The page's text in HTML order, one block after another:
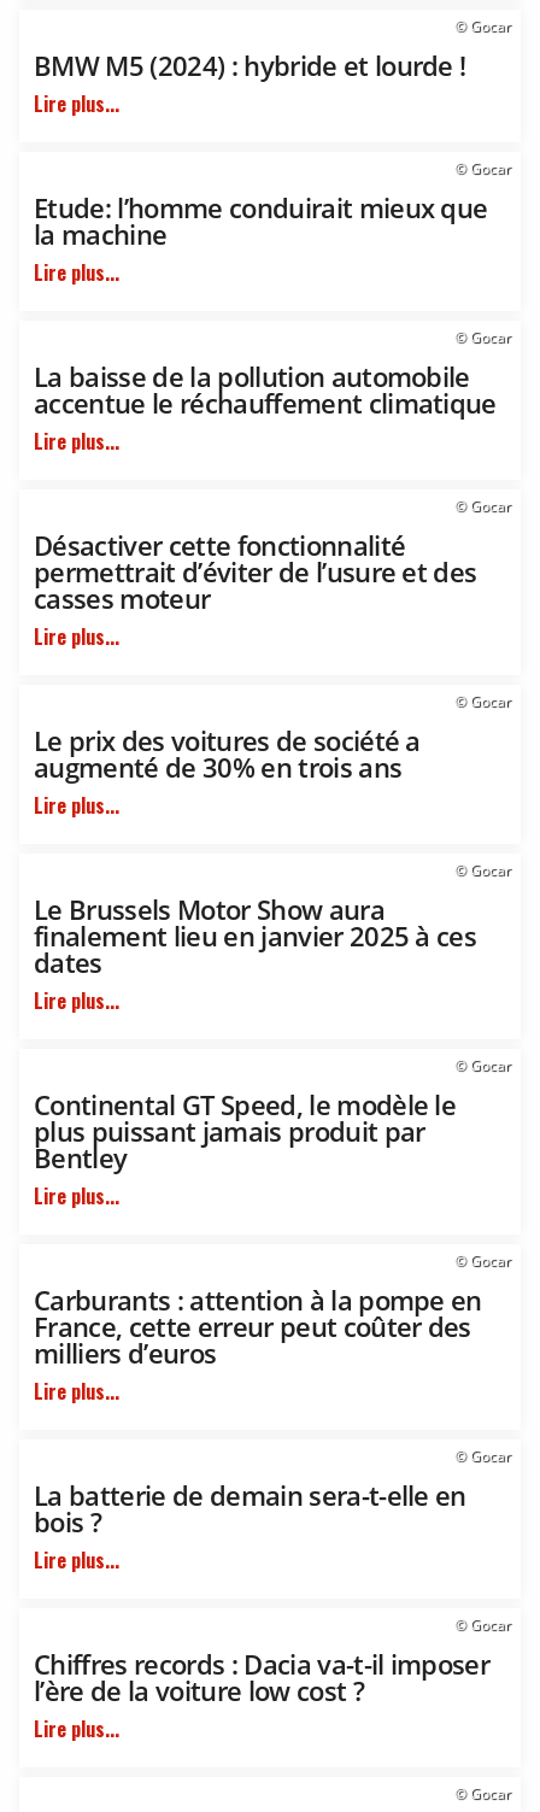
© Gocar
BMW M5 (2024) : hybride et lourde !
Lire plus...
© Gocar
Etude: l’homme conduirait mieux que
la machine
Lire plus...
© Gocar
La baisse de la pollution automobile
accentue le réchauffement climatique
Lire plus...
© Gocar
Désactiver cette fonctionnalité
permettrait d’éviter de l’usure et des
casses moteur
Lire plus...
© Gocar
Le prix des voitures de société a
augmenté de 30% en trois ans
Lire plus...
© Gocar
Le Brussels Motor Show aura
finalement lieu en janvier 2025 à ces
dates
Lire plus...
© Gocar
Continental GT Speed, le modèle le
plus puissant jamais produit par
Bentley
Lire plus...
© Gocar
Carburants : attention à la pompe en
France, cette erreur peut coûter des
milliers d’euros
Lire plus...
© Gocar
La batterie de demain sera-t-elle en
bois ?
Lire plus...
© Gocar
Chiffres records : Dacia va-t-il imposer
l’ère de la voiture low cost ?
Lire plus...
© Gocar